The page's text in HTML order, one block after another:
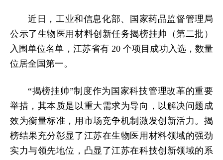
近日，工业和信息化部、国家药品监督管理局
公示了生物医用材料创新任务揭榜挂帅（第二批）
入围单位名单，江苏省有 20 个项目成功入选，数量
位居全国第一。
“揭榜挂帅”制度作为国家科技管理改革的重要
举措，其本质是以重大需求为导向，以解决问题成
效为衡量标准，用市场竞争机制激发创新活力。揭
榜结果充分彰显了江苏在生物医用材料领域的强劲
实力与领先地位， 凸显了江苏在科技创新领域的系